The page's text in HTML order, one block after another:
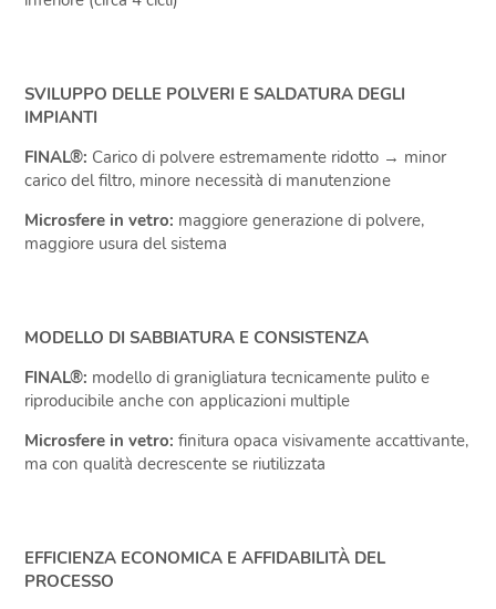
SVILUPPO DELLE POLVERI E SALDATURA DEGLI
IMPIANTI
FINAL®: Carico di polvere estremamente ridotto → minor
carico del filtro, minore necessità di manutenzione
Microsfere in vetro: maggiore generazione di polvere,
maggiore usura del sistema
MODELLO DI SABBIATURA E CONSISTENZA
FINAL®: modello di granigliatura tecnicamente pulito e
riproducibile anche con applicazioni multiple
Microsfere in vetro: finitura opaca visivamente accattivante,
ma con qualità decrescente se riutilizzata
EFFICIENZA ECONOMICA E AFFIDABILITÀ DEL
PROCESSO